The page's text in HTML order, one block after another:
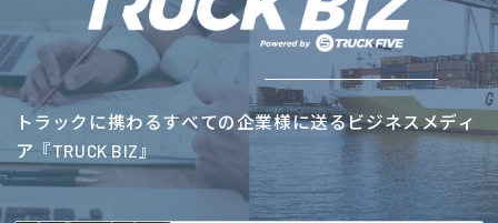
トラックに携わるすべての企業様に送るビジネスメディ
ア『TRUCK BIZ』